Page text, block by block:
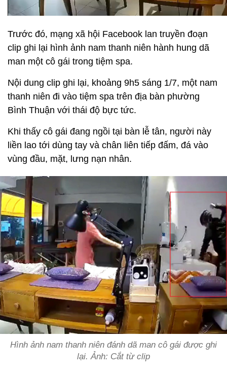
Trước đó, mạng xã hội Facebook lan truyền đoạn
clip ghi lại hình ảnh nam thanh niên hành hung dã
man một cô gái trong tiệm spa.
Nội dung clip ghi lại, khoảng 9h5 sáng 1/7, một nam
thanh niên đi vào tiệm spa trên địa bàn phường
Bình Thuận với thái độ bực tức.
Khi thấy cô gái đang ngồi tại bàn lễ tân, người này
liền lao tới dùng tay và chân liên tiếp đấm, đá vào
vùng đầu, mặt, lưng nạn nhân.
Hình ảnh nam thanh niên đánh dã man cô gái được ghi
lại. Ảnh: Cắt từ clip